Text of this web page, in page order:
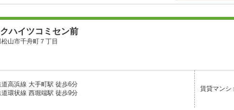
ハイツコミセン前
山市千舟町７丁目
高浜線 大手町駅 徒歩6分
環状線 西堀端駅 徒歩9分
賃貸マンシ